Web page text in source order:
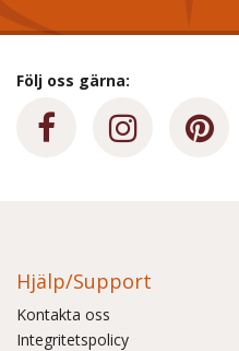
Följ oss gärna:
Hjälp/Support
Kontakta oss
Integritetspolicy